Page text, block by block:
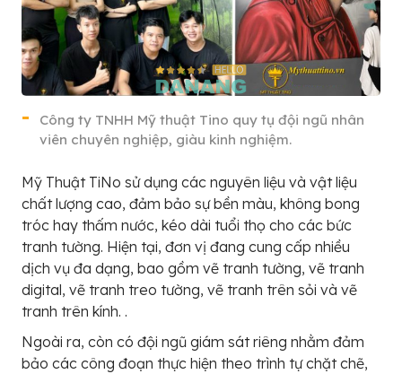
Công ty TNHH Mỹ thuật Tino quy tụ đội ngũ nhân
viên chuyên nghiệp, giàu kinh nghiệm.
Mỹ Thuật TiNo sử dụng các nguyên liệu và vật liệu
chất lượng cao, đảm bảo sự bền màu, không bong
tróc hay thấm nước, kéo dài tuổi thọ cho các bức
tranh tường. Hiện tại, đơn vị đang cung cấp nhiều
dịch vụ đa dạng, bao gồm vẽ tranh tường, vẽ tranh
digital, vẽ tranh treo tường, vẽ tranh trên sỏi và vẽ
tranh trên kính. .
Ngoài ra, còn có đội ngũ giám sát riêng nhằm đảm
bảo các công đoạn thực hiện theo trình tự chặt chẽ,